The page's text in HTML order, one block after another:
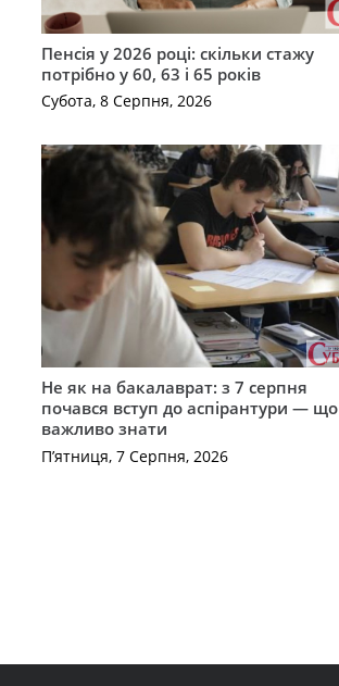
Пенсія у 2026 році: скільки стажу
потрібно у 60, 63 і 65 років
Субота, 8 Серпня, 2026
Не як на бакалаврат: з 7 серпня
почався вступ до аспірантури — що
важливо знати
П’ятниця, 7 Серпня, 2026